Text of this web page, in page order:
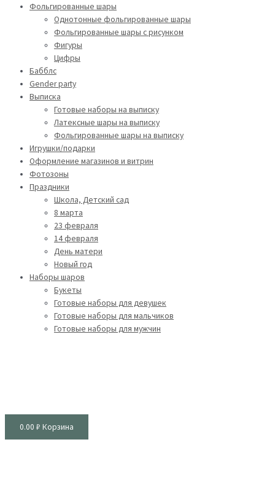
Фольгированные шары
Однотонные фольгированные шары
Фольгированные шары с рисунком
Фигуры
Цифры
Бабблс
Gender party
Выписка
Готовые наборы на выписку
Латексные шары на выписку
Фольгированные шары на выписку
Игрушки/подарки
Оформление магазинов и витрин
Фотозоны
Праздники
Школа, Детский сад
8 марта
23 февраля
14 февраля
День матери
Новый год
Наборы шаров
Букеты
Готовые наборы для девушек
Готовые наборы для мальчиков
Готовые наборы для мужчин
0.00 ₽ Корзина